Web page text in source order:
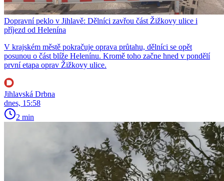
Dopravní peklo v Jihlavě: Dělníci zavřou část Žižkovy ulice i
příjezd od Helenína
V krajském městě pokračuje oprava průtahu, dělníci se opět
posunou o část blíže Helenínu. Kromě toho začne hned v pondělí
první etapa oprav Žižkovy ulice.
Jihlavská Drbna
dnes, 15:58
2 min